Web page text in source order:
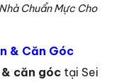
Chuẩn Mực Cho
& Căn Góc
căn góc tại Sei